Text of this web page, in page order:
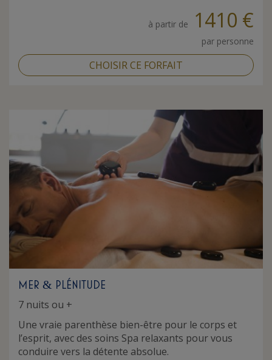
à partir de 1410 €
par personne
CHOISIR CE FORFAIT
MER & PLÉNITUDE
7 nuits ou +
Une vraie parenthèse bien-être pour le corps et
l’esprit, avec des soins Spa relaxants pour vous
conduire vers la détente absolue.